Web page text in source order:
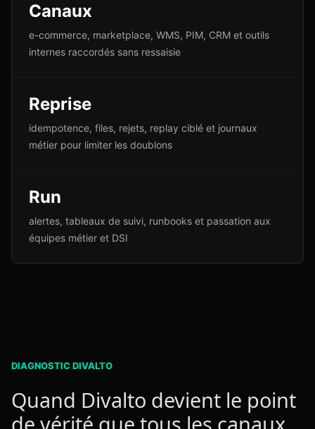
Canaux
e-commerce, marketplace, WMS, PIM, CRM et outils
internes raccordés sans ressaisie
Reprise
idempotence, files, rejets, replay ciblé et journaux
métier pour limiter les doublons
Run
alertes, tableaux de suivi, runbooks et passation aux
équipes métier et DSI
DIAGNOSTIC DIVALTO
Quand Divalto devient le point